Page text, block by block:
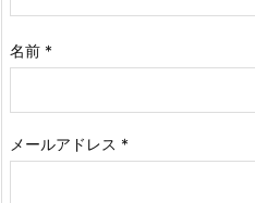
名前 *
メールアドレス *